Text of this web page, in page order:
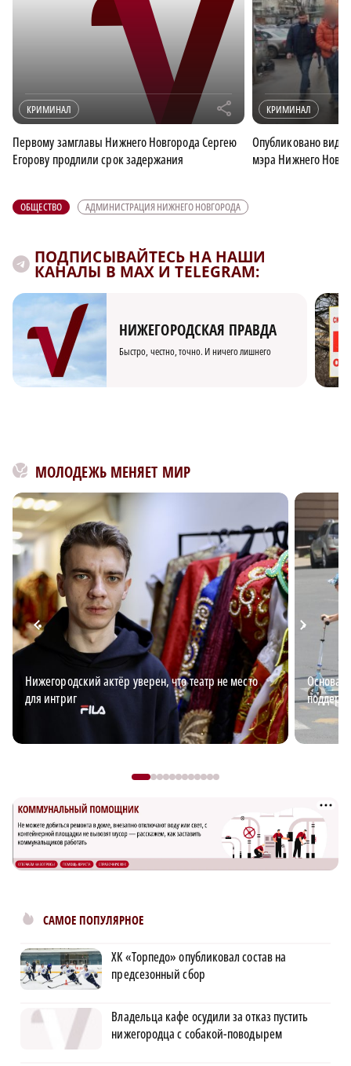
КРИМИНАЛ r
Первому замглавы Нижнего Новгорода Сергею
Егорову продлили срок задержания
КРИМИНАЛ
Опубликовано
мэра Нижнего
ОБЩЕСТВО АДМИНИСТРАЦИЯ НИЖНЕГО НОВГОРОДА
ПОДПИСЫВАЙТЕСЬ НА НАШИ
КАНАЛЫ В MAX И TELEGRAM:
НИЖЕГОРОДСКАЯ ПРАВДА
Быстро, честно, точно. И ничего лишнего
МОЛОДЕЖЬ МЕНЯЕТ МИР
Нижегородский актёр уверен, что театр не место
для интриг
Основа
САМОЕ ПОПУЛЯРНОЕ
ХК «Торпедо» опубликовал состав на
предсезонный сбор
Владельца кафе осудили за отказ пустить
нижегородца с собакой-поводырем